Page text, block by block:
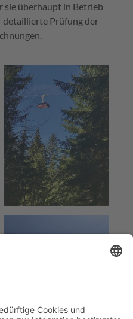
sie überhaupt in Betrieb
detaillierte Prüfung der